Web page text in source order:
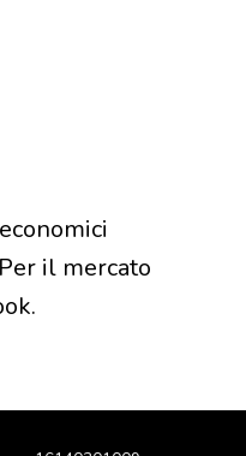
il mercato